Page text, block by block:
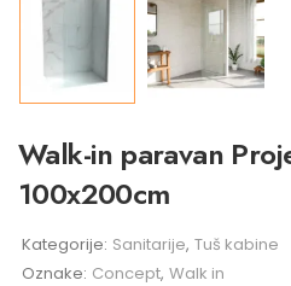
Walk-in paravan
100x200cm
Kategorije: Sanitarije, Tuš kabine
Oznake: Concept, Walk in